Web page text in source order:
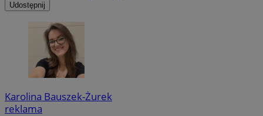
Udostępnij
Karolina Bauszek-Żurek
reklama